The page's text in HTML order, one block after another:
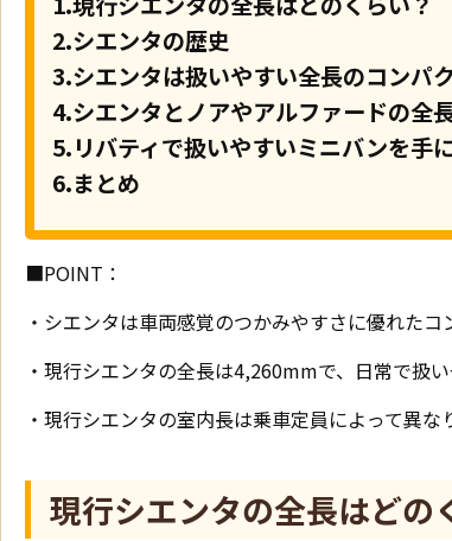
2.シエンタの歴史
3.シエンタは扱いやすい全長のコンパ
4.シエンタとノアやアルファードの全
5.リバティで扱いやすいミニバンを手
6.まとめ
■POINT：
・シエンタは車両感覚のつかみやすさに優れたコ
・現行シエンタの全長は4,260mmで、日常で扱
・現行シエンタの室内長は乗車定員によって異
現行シエンタの全長はどの